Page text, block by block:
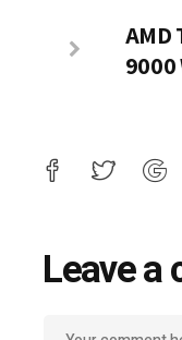
AMD
9000
Leave